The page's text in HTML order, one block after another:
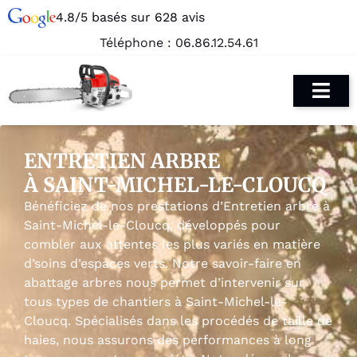
4.8/5 basés sur 628 avis
Téléphone : 06.86.12.54.61
ENTRETIEN ARBRE
À SAINT-MICHEL-LE-CLOUCQ
Bénéficiez de nos prestations d’Entretien arbre à
Saint-Michel-le-Cloucq, développés pour
combler aux attentes les plus variés en matière
d’soins d’espaces verts. Notre savoir-faire en
abattage arbres nous permet d’intervenir sur
tous types de chantiers à Saint-Michel-le-
Cloucq. Spécialisés dans les procédés de taille de
haies, nous assurons des performances à long